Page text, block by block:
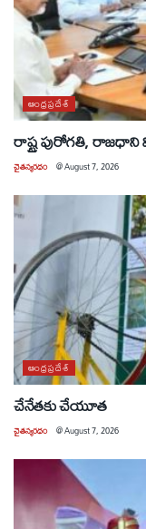
ఆంధ్రప్రదేశ్
రాష్ట్ర పురోగతి,
చైతన్యరధం @August 7, 2026
ఆంధ్రప్రదేశ్
చేనేతకు చేయూత
చైతన్యరధం @August 7, 2026